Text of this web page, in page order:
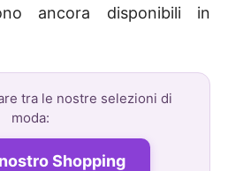
ancora disponibili in
tra le nostre selezioni di
moda:
Shopping